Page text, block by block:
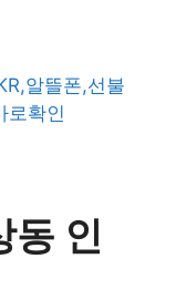
알뜰폰,선불
로확인
동 인